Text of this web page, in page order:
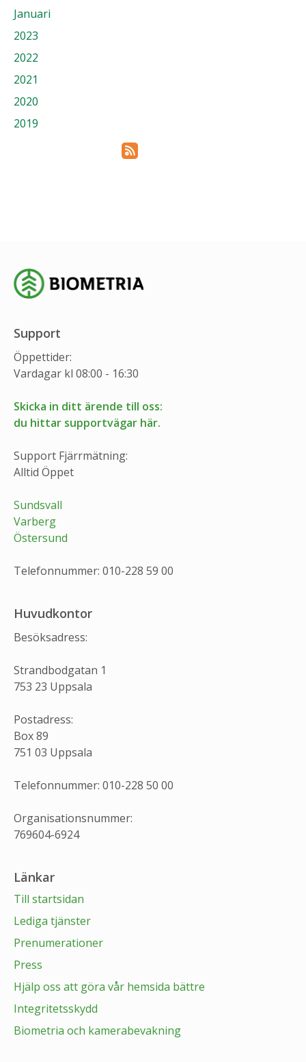
Januari
2023
2022
2021
2020
2019
Support
Öppettider:
Vardagar kl 08:00 - 16:30
Skicka in ditt ärende till oss:
du hittar supportvägar här.
Support Fjärrmätning:
Alltid Öppet
Sundsvall
Varberg
Östersund
Telefonnummer: 010-228 59 00
Huvudkontor
Besöksadress:
Strandbodgatan 1
753 23 Uppsala
Postadress:
Box 89
751 03 Uppsala
Telefonnummer: 010-228 50 00
Organisationsnummer:
769604-6924
Länkar
Till startsidan
Lediga tjänster
Prenumerationer
Press
Hjälp oss att göra vår hemsida bättre
Integritetsskydd
Biometria och kamerabevakning